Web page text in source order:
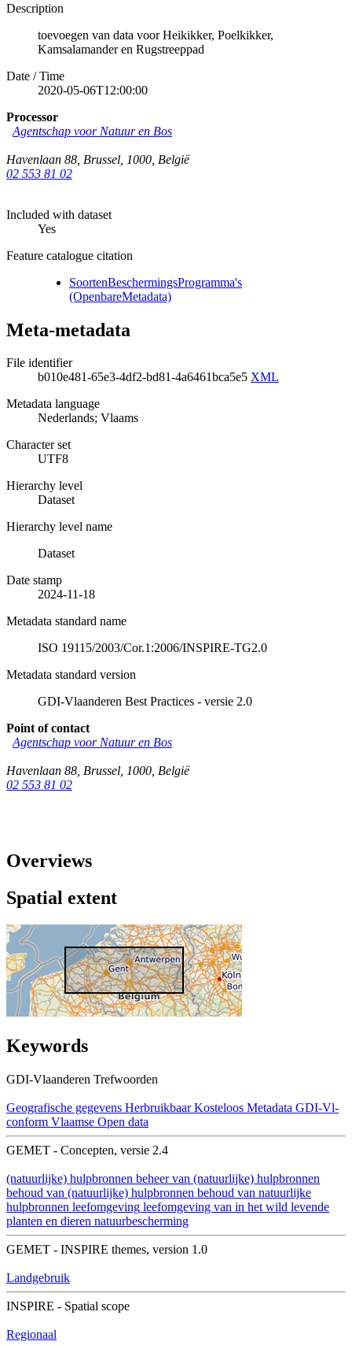
Description
toevoegen van data voor Heikikker, Poelkikker,
Kamsalamander en Rugstreeppad
Date / Time
2020-05-06T12:00:00
Processor
Agentschap voor Natuur en Bos
Havenlaan 88 Brussel 1000 België
02 553 81 02
Included with dataset
Yes
Feature catalogue citation
SoortenBeschermingsProgramma's
(OpenbareMetadata)
Meta-metadata
File identifier
b010e481-65e3-4df2-bd81-4a6461bca5e5 XML
Metadata language
Nederlands; Vlaams
Character set
UTF8
Hierarchy level
Dataset
Hierarchy level name
Dataset
Date stamp
2024-11-18
Metadata standard name
ISO 19115/2003/Cor.1:2006/INSPIRE-TG2.0
Metadata standard version
GDI-Vlaanderen Best Practices - versie 2.0
Point of contact
Agentschap voor Natuur en Bos
Havenlaan 88, Brussel, 1000, België
02 553 81 02
Overviews
Spatial extent
Keywords
GDI-Vlaanderen Trefwoorden
Geografische gegevens Herbruikbaar Kosteloos Metadata GDI-Vl-
conform Vlaamse Open data
GEMET - Concepten, versie 2.4
(natuurlijke) hulpbronnen beheer van (natuurlijke) hulpbronnen
behoud van (natuurlijke) hulpbronnen behoud van natuurlijke
hulpbronnen leefomgeving leefomgeving van in het wild levende
planten en dieren natuurbescherming
GEMET - INSPIRE themes, version 1.0
Landgebruik
INSPIRE - Spatial scope
Regionaal